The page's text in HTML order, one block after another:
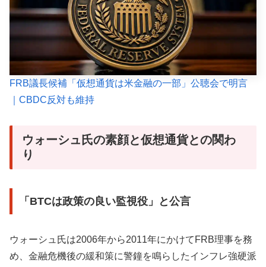
FRB議長候補「仮想通貨は米金融の一部」公聴会で明言
｜CBDC反対も維持
ウォーシュ氏の素顔と仮想通貨との関わ
り
「BTCは政策の良い監視役」と公言
ウォーシュ氏は2006年から2011年にかけてFRB理事を務
め、金融危機後の緩和策に警鐘を鳴らしたインフレ強硬派